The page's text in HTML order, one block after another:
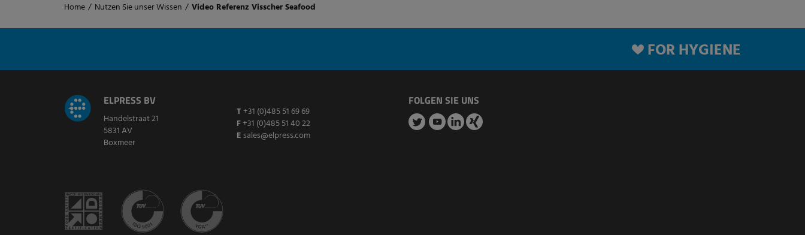
Home / Nutzen Sie unser Wissen / Video Referenz Visscher Seafood
FOR HYGIENE
ELPRESS BV
Handelstraat 21
5831 AV
Boxmeer
T +31 (0)485 51 69 69
F+31 (0)485 51 40 22
E sales@elpress.com
FOLGEN SIE UNS